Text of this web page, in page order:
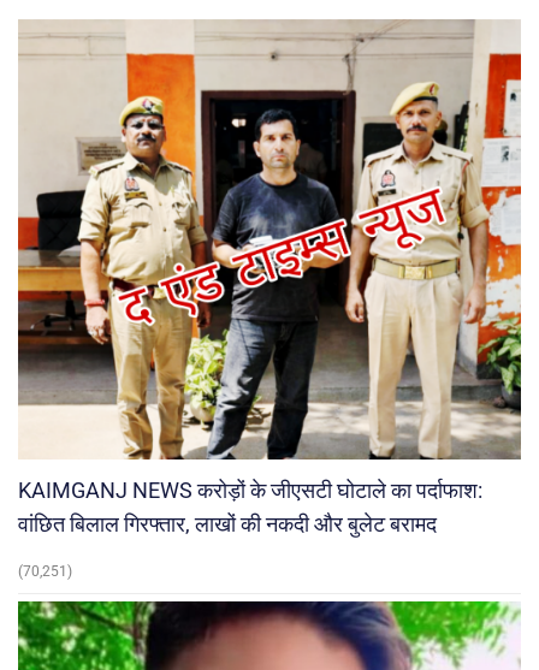
KAIMGANJ NEWS करोड़ों के जीएसटी घोटाले का पर्दाफाश:
वांछित बिलाल गिरफ्तार, लाखों की नकदी और बुलेट बरामद
(70,251)